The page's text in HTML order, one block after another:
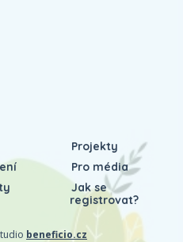
Projekty
Pro média
Jak se
registrovat?
beneficio.cz